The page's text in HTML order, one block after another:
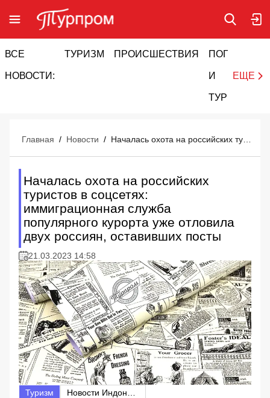
ВСЕ
НОВОСТИ:
ТУРИЗМ ПРОИСШЕСТВИЯ ПОГОДА
И
ТУРИЗМ
ЕЩЕ
Главная / Новости /
Началась охота на российских
туристов в соцсетях:
иммиграционная служба
популярного курорта уже отловила
двух россиян, оставивших посты
21.03.2023 14:58
Туризм